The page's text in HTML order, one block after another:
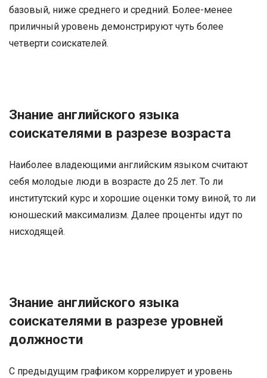
базовый, ниже среднего и средний. Более-менее
приличный уровень демонстрируют чуть более
четверти соискателей.
Знание английского языка
соискателями в разрезе возраста
Наиболее владеющими английским языком считают
себя молодые люди в возрасте до 25 лет. То ли
институтский курс и хорошие оценки тому виной, то ли
юношеский максимализм. Далее проценты идут по
нисходящей.
Знание английского языка
соискателями в разрезе уровней
должности
С предыдущим графиком коррелирует и уровень